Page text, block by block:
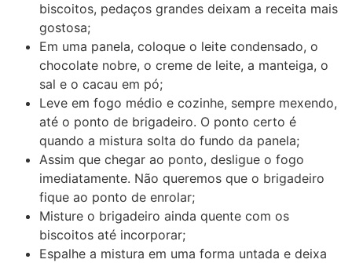
biscoitos, pedaços grandes deixam a receita mais
gostosa;
Em uma panela, coloque o leite condensado, o
chocolate nobre, o creme de leite, a manteiga, o
sal e o cacau em pó;
Leve em fogo médio e cozinhe, sempre mexendo,
até o ponto de brigadeiro. O ponto certo é
quando a mistura solta do fundo da panela;
Assim que chegar ao ponto, desligue o fogo
imediatamente. Não queremos que o brigadeiro
fique ao ponto de enrolar;
Misture o brigadeiro ainda quente com os
biscoitos até incorporar;
Espalhe a mistura em uma forma untada e deixa